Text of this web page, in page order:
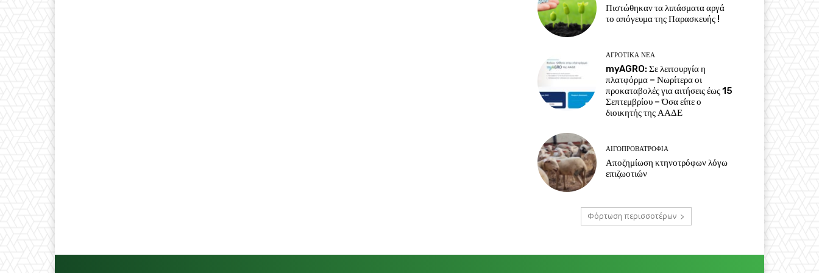
Πιστώθηκαν τα λιπάσματα αργά
το απόγευμα της Παρασκευής !
ΑΓΡΟΤΙΚΆ ΝΈΑ
myAGRO: Σε λειτουργία η
πλατφόρμα – Νωρίτερα οι
προκαταβολές για αιτήσεις έως 15
Σεπτεμβρίου – Όσα είπε ο
διοικητής της ΑΑΔΕ
ΑΙΓΟΠΡΟΒΑΤΡΟΦΊΑ
Αποζημίωση κτηνοτρόφων λόγω
επιζωοτιών
Φόρτωση περισσοτέρων